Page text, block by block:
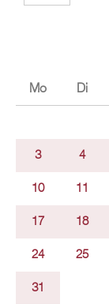
Mo Di
3 4
10 11
17 18
24 25
31